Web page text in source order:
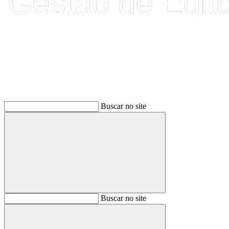
Buscar no site
BuscarBuscar no site